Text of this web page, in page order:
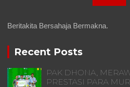
Beritakita Bersahaja Bermakna.
Recent Posts
PAK DHONA,
PRESTASI PARA